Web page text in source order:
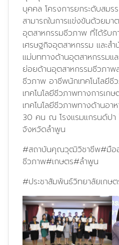
บุคคล โครงการยกระดับสมร
สามารถในการแข่งขันด้วยม
อุตสาหกรรมชีวภาพ ที่ได้รับ
เศรษฐกิจอุตสาหกรรม และ
แม่บททางด้านอุตสาหกรรมแ
ย่อยด้านอุตสาหกรรมชีวภาพ
ชีวภาพ อาชีพนักเทคโนโลยี
เทคโนโลยีชีวภาพทางการเก
เทคโนโลยีชีวภาพทางด้านอา
30 คน ณ โรงแรมแกรนด์ปา
จังหวัดลำพูน
#สถาบันคุณวุฒิวิชาชีพ#มือ
ชีวภาพ#เกษตร#ลําพูน
#ประชาสัมพันธ์วิทยาลัยเกษต